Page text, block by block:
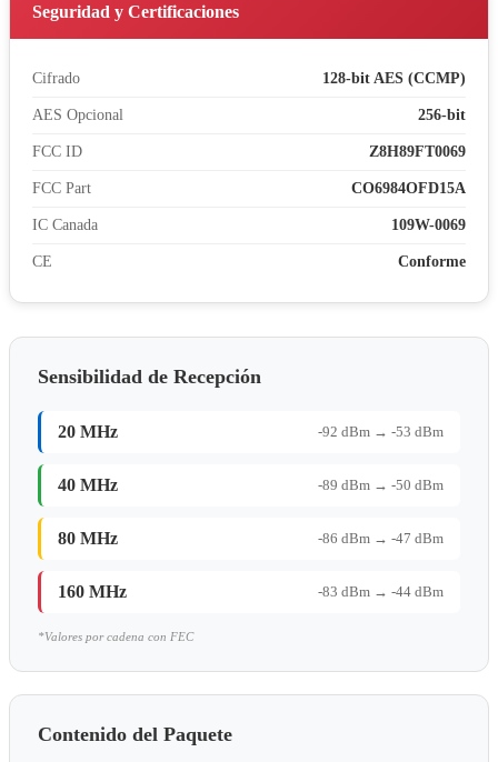
Seguridad y Certificaciones
Cifrado 128-bit AES (CCMP)
AES Opcional 256-bit
FCC ID Z8H89FT0069
FCC Part CO6984OFD15A
IC Canada 109W-0069
CE Conforme
Sensibilidad de Recepción
20 MHz -92 dBm → -53 dBm
40 MHz -89 dBm → -50 dBm
80 MHz -86 dBm → -47 dBm
160 MHz -83 dBm → -44 dBm
*Valores por cadena con FEC
Contenido del Paquete